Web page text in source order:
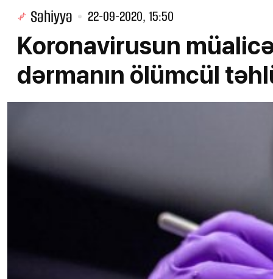
Səhiyyə 22-09-2020, 15:50
Koronavirusun
dərmanın ölümcül